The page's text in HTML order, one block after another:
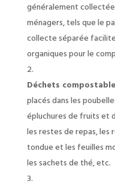
généralement
ménagers, tels que le
collecte séparée
organiques pour le
Déchets
placés dans les
épluchures de fruits et
les restes de repas, les
tondue et les feuilles
les sachets de thé, etc.